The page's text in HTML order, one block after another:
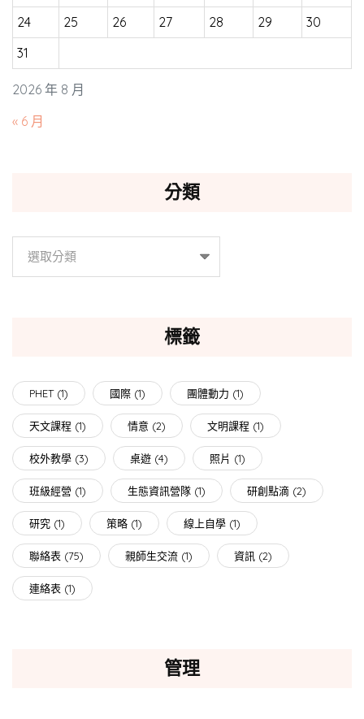
2026 年 8 月
24 25 26 27 28 29
30
31
« 6 月
分類
標籤
PHET(1) 國際 (1) 團體動力 (1)
天文課程 (1) 情意 (2) 文明課程 (1)
校外教學 (3) 桌遊 (4) 照片 (1)
班級經營 (1) 生態資訊營隊 (1) 研創點滴 (2)
研究 (1) 策略 (1) 線上自學 (1)
聯絡表 (75) 親師生交流 (1) 資訊 (2)
連絡表 (1)
管理